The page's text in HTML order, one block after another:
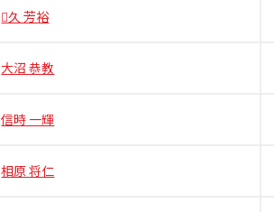
久 芳裕
大沼 恭教
信時 一輝
相原 将仁